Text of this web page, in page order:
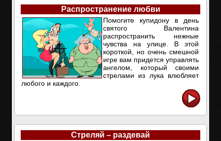
Распространение любви
Помогите купидону в день
святого Валентина
распространить нежные
чувства на улице. В этой
короткой, но очень смешной
игре вам придется управлять
ангелом, который своими
стрелами из лука влюбляет
любого и каждого.
Стреляй – раздевай